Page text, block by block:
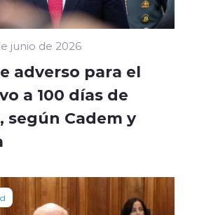
junio de 2026
adverso para el
a 100 días de
según Cadem y